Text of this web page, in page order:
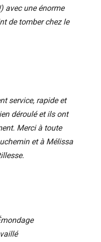
avec une énorme
de tomber chez le
service, rapide et
déroulé et ils ont
Merci à toute
et à Mélissa